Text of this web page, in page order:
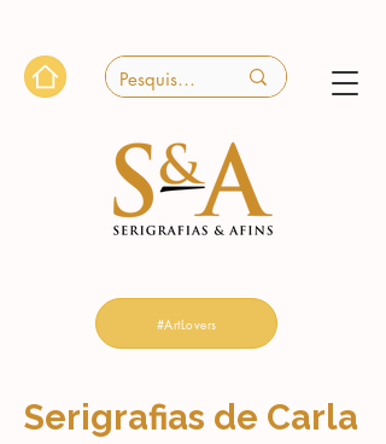
#ArtLovers
Serigrafias de Carla